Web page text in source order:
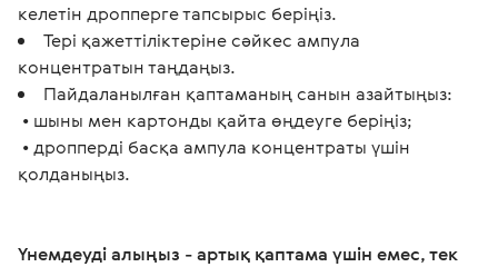
келетін дропперге тапсырыс беріңіз.
Тері қажеттіліктеріне сәйкес ампула
концентратын таңдаңыз.
Пайдаланылған қаптаманың санын азайтыңыз:
• шыны мен картонды қайта өңдеуге беріңіз;
• дропперді басқа ампула концентраты үшін
қолданыңыз.
Үнемдеуді алыңыз - артық қаптама үшін емес, тек